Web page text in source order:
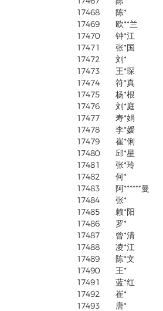
17468
陈*
17469
欧**兰
17470
钟*江
17471
张*国
17472
刘*
17473
王*琛
17474
符*真
17475
杨*根
17476
刘*庭
17477
寿*娟
17478
李*媛
17479
崔*俐
17480
邱*星
17481
张*玲
17482
何*
17483
阿******曼
17484
张*
17485
赖*阳
17486
罗*
17487
曾*清
17488
凌*江
17489
陈*文
17490
王*
17491
蓝*红
17492
崔*
17493
唐*